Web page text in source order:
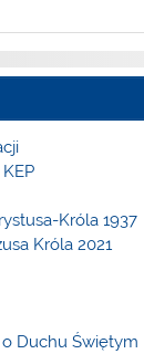
Króla 1937
Króla 2021
o Duchu Świętym